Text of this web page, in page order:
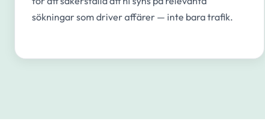
sökningar som driver affärer — inte bara trafik.